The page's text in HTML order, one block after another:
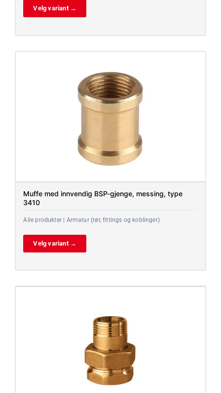
Velg variant →
Muffe med innvendig BSP-gjenge, messing, type
3410
Alle produkter | Armatur (rør, fittings og koblinger)
Velg variant →